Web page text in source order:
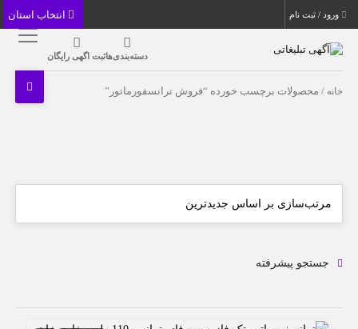
ورود / ثبت نام
دسته‌بندی‌هاثبت اگهی رایگان
خانه / محصولات برچسب خورده “فروش ترانسفورماتور”
جستجو پیشرفته